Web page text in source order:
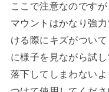
ここで注意なのです
マウントはかなり強
ける際にキズがつい
に様子を見ながら試
落下してしまわない